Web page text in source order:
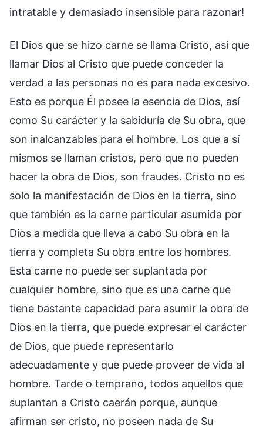
intratable y demasiado insensible para razonar!
El Dios que se hizo carne se llama Cristo, así que
llamar Dios al Cristo que puede conceder la
verdad a las personas no es para nada excesivo.
Esto es porque Él posee la esencia de Dios, así
como Su carácter y la sabiduría de Su obra, que
son inalcanzables para el hombre. Los que a sí
mismos se llaman cristos, pero que no pueden
hacer la obra de Dios, son fraudes. Cristo no es
solo la manifestación de Dios en la tierra, sino
que también es la carne particular asumida por
Dios a medida que lleva a cabo Su obra en la
tierra y completa Su obra entre los hombres.
Esta carne no puede ser suplantada por
cualquier hombre, sino que es una carne que
tiene bastante capacidad para asumir la obra de
Dios en la tierra, que puede expresar el carácter
de Dios, que puede representarlo
adecuadamente y que puede proveer de vida al
hombre. Tarde o temprano, todos aquellos que
suplantan a Cristo caerán porque, aunque
afirman ser cristo, no poseen nada de Su